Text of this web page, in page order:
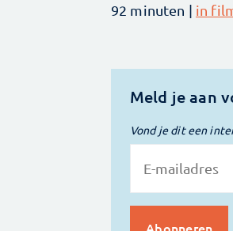
92 minuten | in
Meld je aan
Vond je dit een